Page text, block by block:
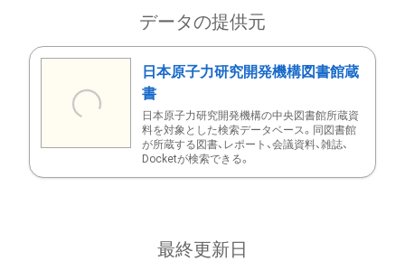
データの提供元
日本原子力研究開発機構図書館蔵
書
日本原子力研究開発機構の中央図書館所蔵資
料を対象とした検索データベース。同図書館
が所蔵する図書、レポート、会議資料、雑誌、
Docketが検索できる。
最終更新日